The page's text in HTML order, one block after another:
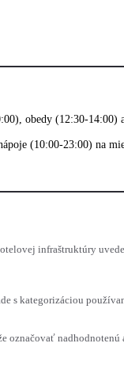
obedy (12:30-14:00)
(10:00-23:00) na
infraštruktúry
s kategorizáciou
označovať